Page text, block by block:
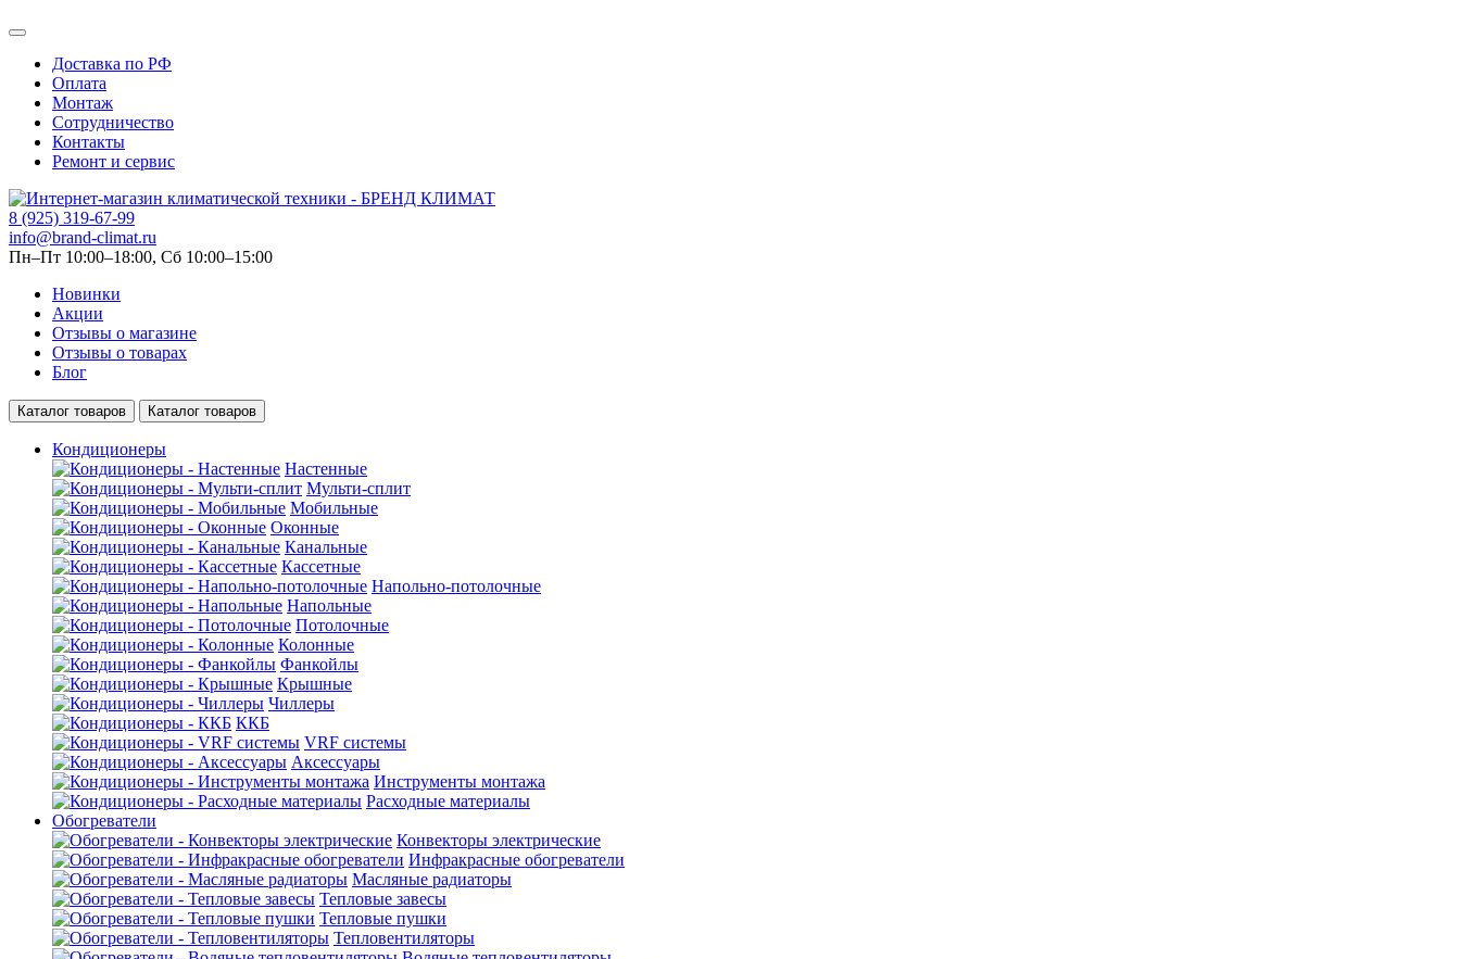
Доставка по РФ
Оплата
Монтаж
Сотрудничество
Контакты
Ремонт и сервис
8 (925) 319-67-99
info@brand-climat.ru
Пн–Пт 10:00–18:00, Сб 10:00–15:00
Новинки
Акции
Отзывы о магазине
Отзывы о товарах
Блог
Каталог товаров Каталог товаров
Кондиционеры
Настенные
Мульти-сплит
Мобильные
Оконные
Канальные
Кассетные
Напольно-потолочные
Напольные
Потолочные
Колонные
Фанкойлы
Крышные
Чиллеры
ККБ
VRF системы
Аксессуары
Инструменты монтажа
Расходные материалы
Обогреватели
Конвекторы электрические
Инфракрасные обогреватели
Масляные радиаторы
Тепловые завесы
Тепловые пушки
Тепловентиляторы